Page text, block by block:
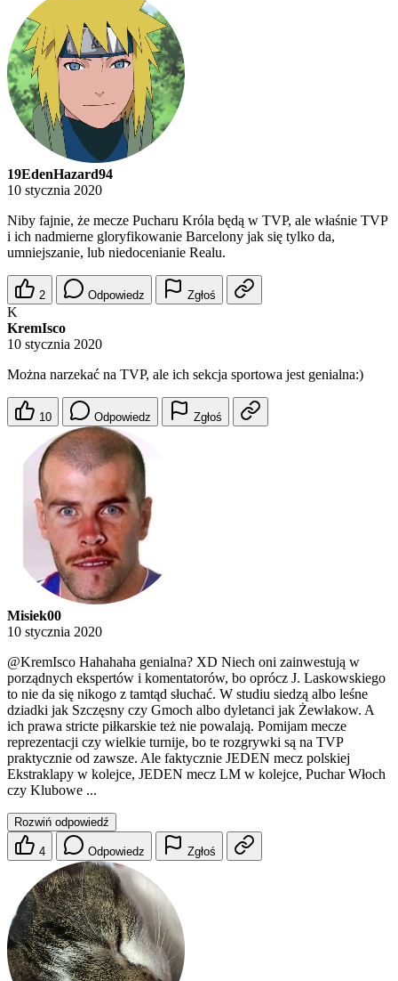
19EdenHazard94
10 stycznia 2020
Niby fajnie, że mecze Pucharu Króla będą w TVP, ale właśnie TVP
i ich nadmierne gloryfikowanie Barcelony jak się tylko da,
umniejszanie, lub niedocenianie Realu.
2 Odpowiedz Zgłoś
K
KremIsco
10 stycznia 2020
Można narzekać na TVP, ale ich sekcja sportowa jest genialna:)
10 Odpowiedz Zgłoś
Misiek00
10 stycznia 2020
@KremIsco Hahahaha genialna? XD Niech oni zainwestują w
porządnych ekspertów i komentatorów, bo oprócz J. Laskowskiego
to nie da się nikogo z tamtąd słuchać. W studiu siedzą albo leśne
dziadki jak Szczęsny czy Gmoch albo dyletanci jak Żewłakow. A
ich prawa stricte piłkarskie też nie powalają. Pomijam mecze
reprezentacji czy wielkie turnije, bo te rozgrywki są na TVP
praktycznie od zawsze. Ale faktycznie JEDEN mecz polskiej
Ekstraklapy w kolejce, JEDEN mecz LM w kolejce, Puchar Włoch
czy Klubowe ...
Rozwiń odpowiedź
4 Odpowiedz Zgłoś